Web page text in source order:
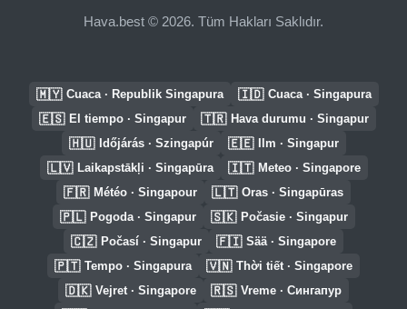
Hava.best © 2026. Tüm Hakları Saklıdır.
🇲🇾 Cuaca · Republik Singapura 🇮🇩 Cuaca · Singapura
🇪🇸 El tiempo · Singapur 🇹🇷 Hava durumu · Singapur
🇭🇺 Időjárás · Szingapúr 🇪🇪 Ilm · Singapur
🇱🇻 Laikapstākļi · Singapūra 🇮🇹 Meteo · Singapore
🇫🇷 Météo · Singapour 🇱🇹 Oras · Singapūras
🇵🇱 Pogoda · Singapur 🇸🇰 Počasie · Singapur
🇨🇿 Počasí · Singapur 🇫🇮 Sää · Singapore
🇵🇹 Tempo · Singapura 🇻🇳 Thời tiết · Singapore
🇩🇰 Vejret · Singapore 🇷🇸 Vreme · Сингапур